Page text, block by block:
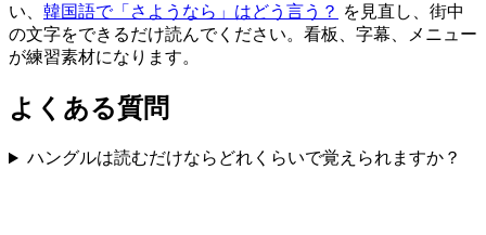
い、 韓国語で「さようなら」はどう言う？ を見直し、街中
の文字をできるだけ読んでください。看板、字幕、メニュー
が練習素材になります。
よくある質問
ハングルは読むだけならどれくらいで覚えられますか？